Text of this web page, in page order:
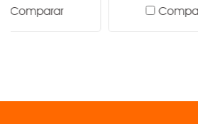
Comparar